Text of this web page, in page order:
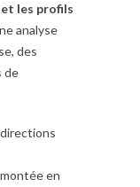
les profils
analyse
des
de
en